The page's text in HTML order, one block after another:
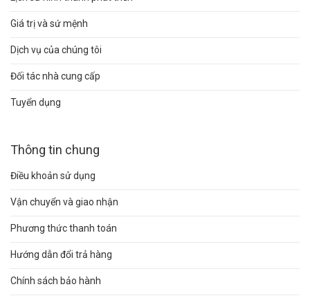
Giá trị và sứ mệnh
Dịch vụ của chúng tôi
Đối tác nhà cung cấp
Tuyển dụng
Thông tin chung
Điều khoản sử dụng
Vận chuyển và giao nhận
Phương thức thanh toán
Hướng dẫn đổi trả hàng
Chính sách bảo hành